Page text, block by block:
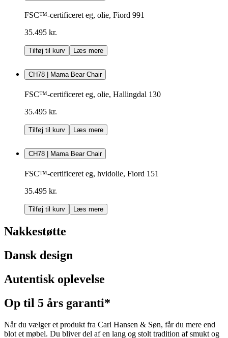
FSC™-certificeret eg, olie, Fiord 991
35.495 kr.
Tilføj til kurv Læs mere
CH78 | Mama Bear Chair
FSC™-certificeret eg, olie, Hallingdal 130
35.495 kr.
Tilføj til kurv Læs mere
CH78 | Mama Bear Chair
FSC™-certificeret eg, hvidolie, Fiord 151
35.495 kr.
Tilføj til kurv Læs mere
Nakkestøtte
Dansk design
Autentisk oplevelse
Op til 5 års garanti*
Når du vælger et produkt fra Carl Hansen & Søn, får du mere end
blot et møbel. Du bliver del af en lang og stolt tradition af smukt og